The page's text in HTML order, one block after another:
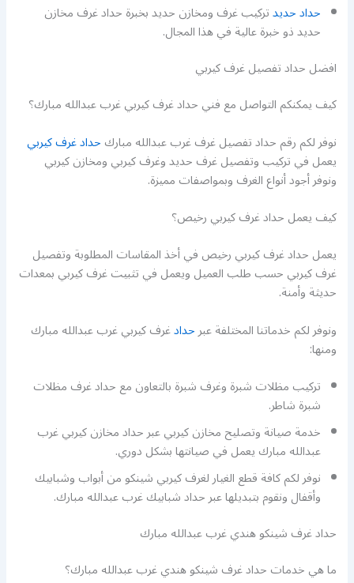
حداد حديدتركيب غرف ومخازن حديد بخبرة حداد غرف مخازن
حديد ذو خبرة عالية في هذا المجال.
افضل حداد تفصيل غرف كيربي
كيف يمكنكم التواصل مع فني حداد غرف كيربي غرب عبدالله مبارك؟
نوفر لكم رقم حداد تفصيل غرف غرب عبدالله مباركحداد غرف كيربي
يعمل في تركيب وتفصيل غرف حديد وغرف كيربي ومخازن كيربي
ونوفر أجود أنواع الغرف وبمواصفات مميزة.
كيف يعمل حداد غرف كيربي رخيص؟
يعمل حداد غرف كيربي رخيص في أخذ المقاسات المطلوبة وتفصيل
غرف كيربي حسب طلب العميل ويعمل في تثبيت غرف كيربي بمعدات
حديثة وأمنة.
ونوفر لكم خدماتنا المختلفة عبرحدادغرف كيربي غرب عبدالله مبارك
ومنها:
تركيب مظلات شبرة وغرف شبرة بالتعاون مع حداد غرف مظلات
شبرة شاطر.
خدمة صيانة وتصليح مخازن كيربي عبر حداد مخازن كيربي غرب
عبدالله مبارك يعمل في صيانتها بشكل دوري.
نوفر لكم كافة قطع الغيار لغرف كيربي شينكو من أبواب وشبابيك
وأقفال ونقوم بتبديلها عبر حداد شبابيك غرب عبدالله مبارك.
حداد غرف شينكو هندي غرب عبدالله مبارك
ما هي خدمات حداد غرف شينكو هندي غرب عبدالله مبارك؟